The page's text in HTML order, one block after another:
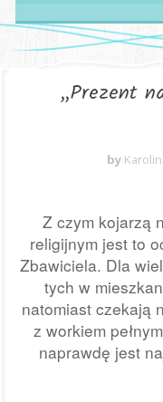
„Prezent
by
Z czym kojarzą
religijnym jest to
Zbawiciela. Dla
tych w
natomiast czekają
z workiem
naprawdę jest